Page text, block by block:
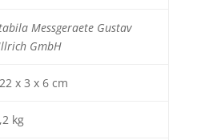
Messgeraete Gustav
GmbH
x 3 x 6 cm
kg